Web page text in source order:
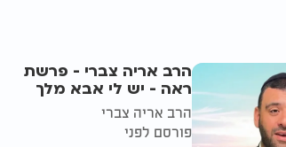
הרב אריה צברי - פרשת
ראה - יש לי אבא מלך
הרב אריה צברי
פורסם לפני